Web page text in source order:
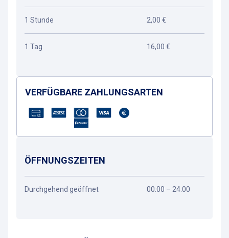
1 Stunde 2,00 €
1 Tag 16,00 €
VERFÜGBARE ZAHLUNGSARTEN
ÖFFNUNGSZEITEN
Durchgehend geöffnet 00:00 – 24:00